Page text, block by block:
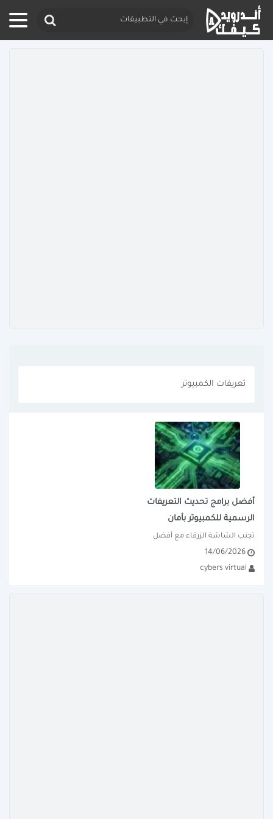
تعريفات الكمبيوتر
أفضل برامج تحديث التعريفات
الرسمية للكمبيوتر بأمان
المصنعة كإنتل وإنفيديا. طرق...
14/06/2026
cybers virtual